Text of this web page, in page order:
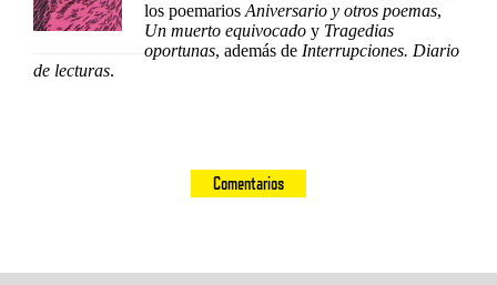
los poemariosAniversario y otros poemas,
Un muerto equivocado y Tragedias
oportunas, además de Interrupciones. Diario
de lecturas.
Comentarios